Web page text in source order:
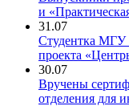
и
31.07
Студентка МГУ
проекта
30.07
Вручены
отделения для